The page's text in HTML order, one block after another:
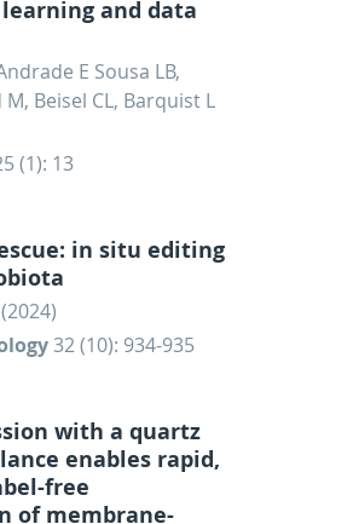
and data
E Sousa LB,
Beisel CL, Barquist L
(1): 13
in situ editing
32 (10): 934-935
with a quartz
enables rapid,
free
of membrane-